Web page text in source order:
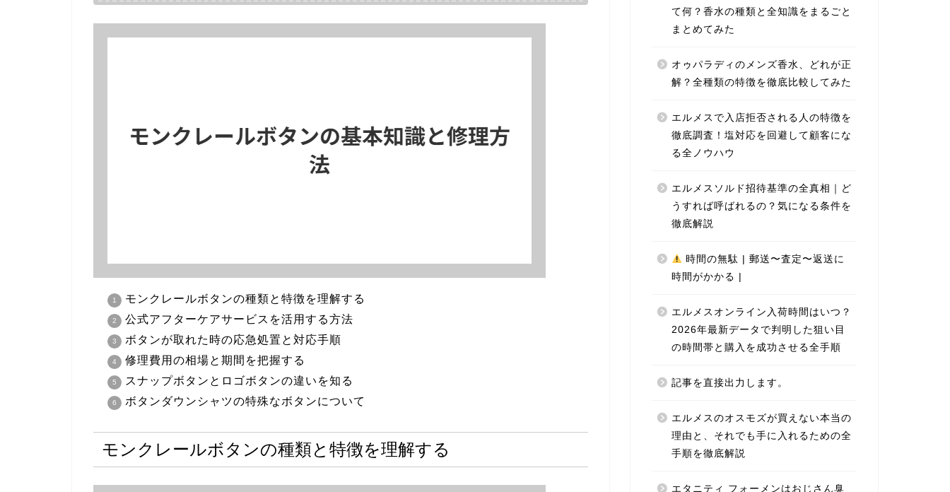
モンクレールボタンの種類と特徴を理解する
公式アフターケアサービスを活用する方法
ボタンが取れた時の応急処置と対応手順
修理費用の相場と期間を把握する
スナップボタンとロゴボタンの違いを知る
ボタンダウンシャツの特殊なボタンについて
モンクレールボタンの種類と特徴を理解する
て何？香水の種類と全知識をまるごと
まとめてみた
オゥパラディのメンズ香水、どれが正
解？全種類の特徴を徹底比較してみた
エルメスで入店拒否される人の特徴を
徹底調査！塩対応を回避して顧客にな
る全ノウハウ
エルメスソルド招待基準の全真相｜ど
うすれば呼ばれるの？気になる条件を
徹底解説
時間の無駄 | 郵送〜査定〜返送に
時間がかかる |
エルメスオンライン入荷時間はいつ？
2026年最新データで判明した狙い目
の時間帯と購入を成功させる全手順
記事を直接出力します。
エルメスのオスモズが買えない本当の
理由と、それでも手に入れるための全
手順を徹底解説
エタニティ フォーメンはおじさん臭